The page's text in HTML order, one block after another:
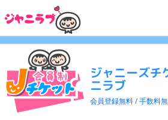
ジャニーズチ
ニラブ
会員登録無料 / 手数料